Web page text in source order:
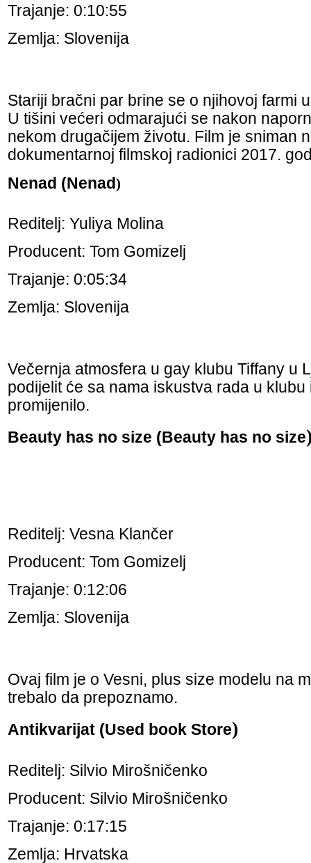
Trajanje: 0:10:55
Zemlja: Slovenija
Stariji bračni par brine se o njihovoj farmi
U tišini većeri odmarajući se nakon
nekom drugačijem životu. Film je sniman
dokumentarnoj filmskoj radionici 2017.
Nenad (Nenad)
Reditelj: Yuliya Molina
Producent: Tom Gomizelj
Trajanje: 0:05:34
Zemlja: Slovenija
Večernja atmosfera u gay klubu Tiffany u
podijelit će sa nama iskustva rada u klubu
promijenilo.
Beauty has no size (Beauty has no size
Reditelj: Vesna Klančer
Producent: Tom Gomizelj
Trajanje: 0:12:06
Zemlja: Slovenija
Ovaj film je o Vesni, plus size modelu na
trebalo da prepoznamo.
Antikvarijat (Used book Store)
Reditelj: Silvio Mirošničenko
Producent: Silvio Mirošničenko
Trajanje: 0:17:15
Zemlja: Hrvatska